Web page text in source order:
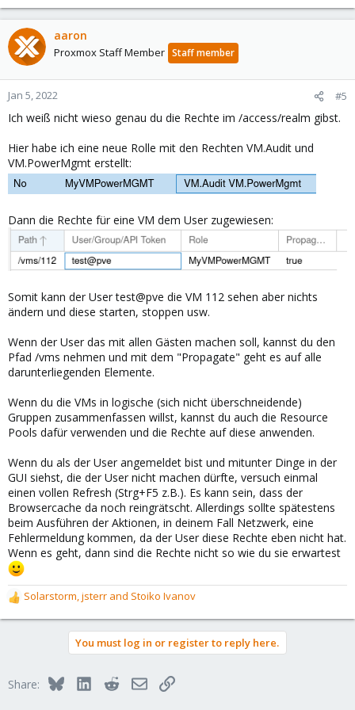
aaron
Proxmox Staff Member Staff member
Jan 5, 2022 #5
Ich weiß nicht wieso genau du die Rechte im /access/realm gibst.
Hier habe ich eine neue Rolle mit den Rechten VM.Audit und
VM.PowerMgmt erstellt:
Dann die Rechte für eine VM dem User zugewiesen:
Somit kann der User test@pve die VM 112 sehen aber nichts
ändern und diese starten, stoppen usw.
Wenn der User das mit allen Gästen machen soll, kannst du den
Pfad /vms nehmen und mit dem "Propagate" geht es auf alle
darunterliegenden Elemente.
Wenn du die VMs in logische (sich nicht überschneidende)
Gruppen zusammenfassen willst, kannst du auch die Resource
Pools dafür verwenden und die Rechte auf diese anwenden.
Wenn du als der User angemeldet bist und mitunter Dinge in der
GUI siehst, die der User nicht machen dürfte, versuch einmal
einen vollen Refresh (Strg+F5 z.B.). Es kann sein, dass der
Browsercache da noch reingrätscht. Allerdings sollte spätestens
beim Ausführen der Aktionen, in deinem Fall Netzwerk, eine
Fehlermeldung kommen, da der User diese Rechte eben nicht hat.
Wenn es geht, dann sind die Rechte nicht so wie du sie erwartest
R
e
o
Solarstorm,jsterr and Stoiko Ivanov
You must log in or register to reply here.
Share: BlueskyLinkedInRedditEmailLink